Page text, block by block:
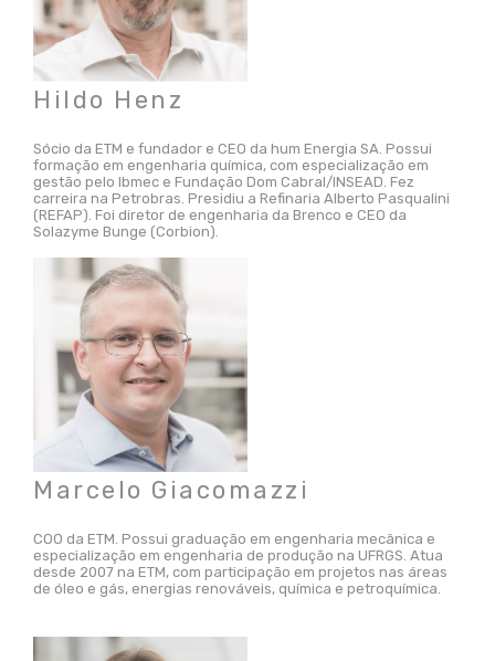
Hildo Henz
Sócio da ETM e fundador e CEO da hum Energia SA. Possui
formação em engenharia química, com especialização em
gestão pelo Ibmec e Fundação Dom Cabral/INSEAD. Fez
carreira na Petrobras. Presidiu a Refinaria Alberto Pasqualini
(REFAP). Foi diretor de engenharia da Brenco e CEO da
Solazyme Bunge (Corbion).
Marcelo Giacomazzi
COO da ETM. Possui graduação em engenharia mecânica e
especialização em engenharia de produção na UFRGS. Atua
desde 2007 na ETM, com participação em projetos nas áreas
de óleo e gás, energias renováveis, química e petroquímica.